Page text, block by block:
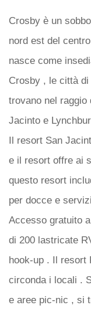
Crosby è un
nord est del
nasce come
Crosby , le città
trovano nel
Jacinto e
Il resort San
e il resort offre ai
questo resort
per docce e
Accesso gratuito
di 200 lastricate
hook-up . Il resort
circonda i locali .
e aree pic-nic , si